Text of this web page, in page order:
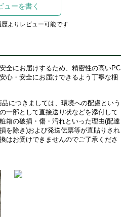
ューを書く
よりレビュー可能です
全にお届けするため、精密性の高いPC
心・安全にお届けできるよう丁寧な梱
につきましては、環境への配慮という
一部として直接送り状などを添付して
箱の破損・傷・汚れといった理由(配達
を除き)および発送伝票等が直貼りされ
はお受けできませんのでご了承くださ